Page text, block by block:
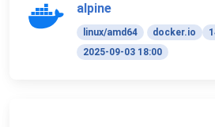
alpine
linux/amd64 docker.io
2025-09-03 18:00